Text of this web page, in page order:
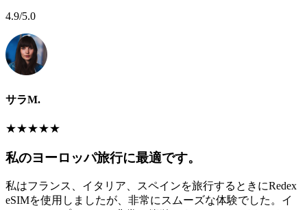
4.9/5.0
サラM.
★★★★★
私のヨーロッパ旅行に最適です。
私はフランス、イタリア、スペインを旅行するときにRedex
eSIMを使用しましたが、非常にスムーズな体験でした。イ